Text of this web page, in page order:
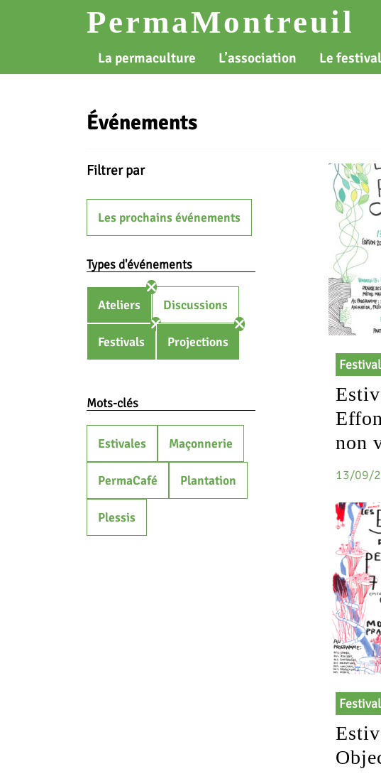
PermaMontreuil
La permaculture L’association Le festival
Événements
Filtrer par
Les prochains événements
Types d'événements
Ateliers Discussions
Festivals Projections
Mots-clés
Estivales Maçonnerie
PermaCafé Plantation
Plessis
non
13/09/